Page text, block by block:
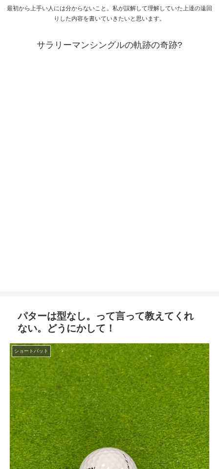
最初から上手い人には分からないこと。私が誤解して理解していた上達の遠回
りした内容を書いていきたいと思います。
サラリーマンシングルの軌跡の奇跡?
パターは型なし。って言って教えてくれ
ない。どうにかして！
ショートパット